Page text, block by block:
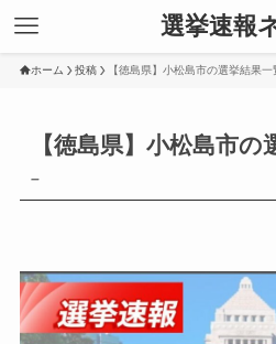
選挙速報
ホーム 投稿 【徳島県】小松島市の選挙結果一
【徳島県】小松島市の
–